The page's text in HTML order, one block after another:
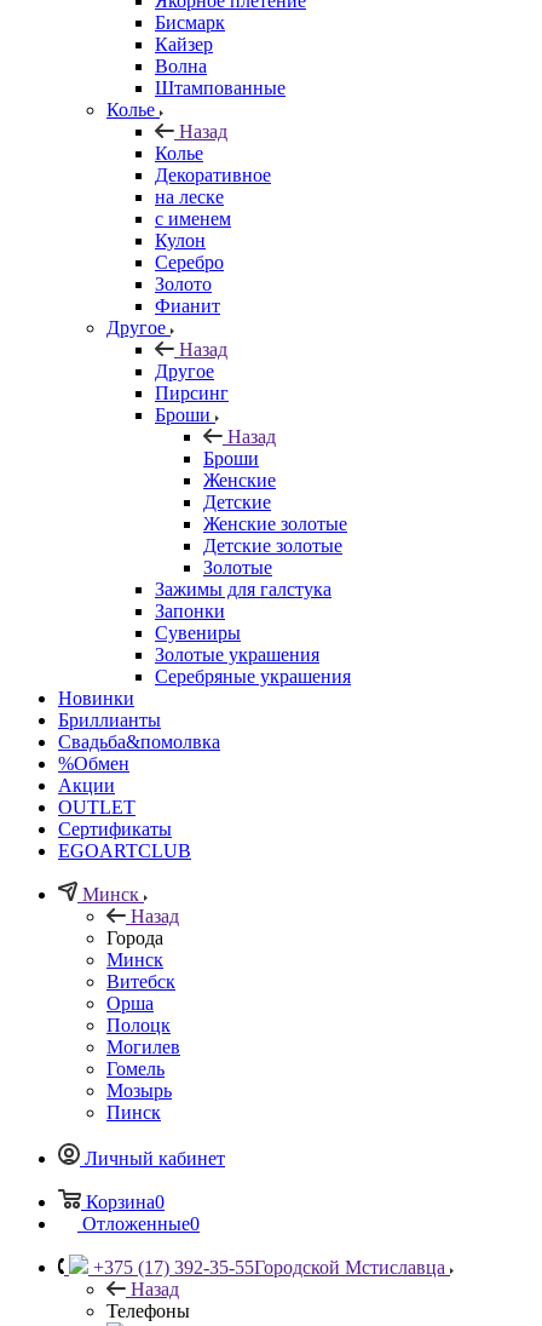
Бисмарк
Кайзер
Волна
Штампованные
Колье
Назад
Колье
Декоративное
на леске
с именем
Кулон
Серебро
Золото
Фианит
Другое
Назад
Другое
Пирсинг
Броши
Назад
Броши
Женские
Детские
Женские золотые
Детские золотые
Золотые
Зажимы для галстука
Запонки
Сувениры
Золотые украшения
Серебряные украшения
Новинки
Бриллианты
Свадьба&помолвка
%Обмен
Акции
OUTLET
Сертификаты
EGOARTCLUB
Минск
Назад
Города
Минск
Витебск
Орша
Полоцк
Могилев
Гомель
Мозырь
Пинск
Личный кабинет
Корзина0
Отложенные0
+375 (17) 392-35-55Городской Мстиславца
Назад
Телефоны